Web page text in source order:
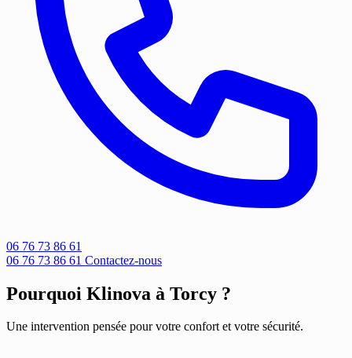
06 76 73 86 61
06 76 73 86 61 Contactez-nous
Pourquoi Klinova à Torcy ?
Une intervention pensée pour votre confort et votre sécurité.